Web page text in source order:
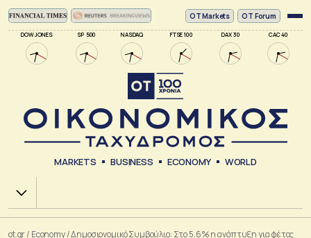
DOW JONES SP 500 NASDAQ FTSE 100 DAX 30 CAC 40
ΟΤ Markets OT Forum
MARKETS BUSINESS ECONOMY WORLD
Χ.Α.
ot.gr/ Economy/Δημοσιονομικό Συμβούλιο: Στο 5,6% η ανάπτυξη για φέτος